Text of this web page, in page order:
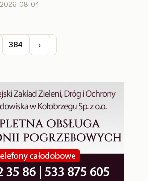
2026-08-04
384 ›